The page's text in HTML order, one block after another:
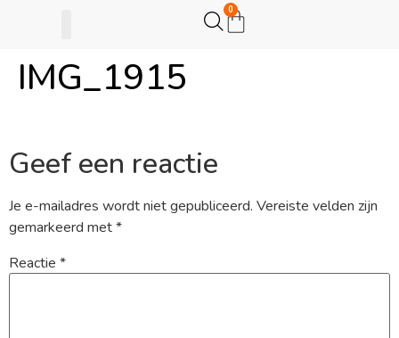
0
IMG_1915
Geef een reactie
Je e-mailadres wordt niet gepubliceerd. Vereiste velden zijn
gemarkeerd met*
Reactie *